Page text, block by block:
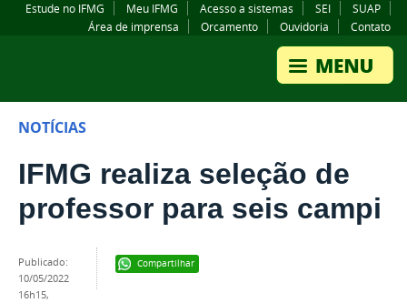
Estude no IFMG Meu IFMG Acesso a sistemas SEI
SUAP
Área de imprensa
Orcamento Ouvidoria Contato
NOTÍCIAS
IFMG realiza seleção de
professor para seis campi
Compartilhar
publicado:
10/05/2022
16h15,